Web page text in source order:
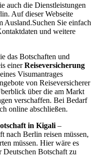
auch die Dienstleistungen
Auf dieser Webseite
Ausland.Suchen Sie einfach
und weitere
das Botschaften und
einerReiseversicherung
Visumantrages
von Reiseversicherer
über die am Markt
verschaffen. Bei Bedarf
online abschließen.
in Kigali –
nach Berlin reisen müssen,
müssen. Hier wäre es
Botschaft zu